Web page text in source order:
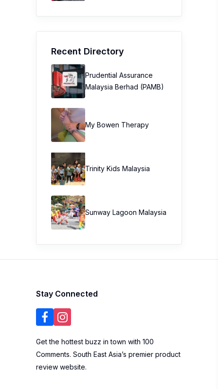
Recent Directory
Prudential Assurance
Malaysia Berhad (PAMB)
My Bowen Therapy
Trinity Kids Malaysia ​
Sunway Lagoon Malaysia
Stay Connected
Get the hottest buzz in town with 100
Comments. South East Asia’s premier product
review website.